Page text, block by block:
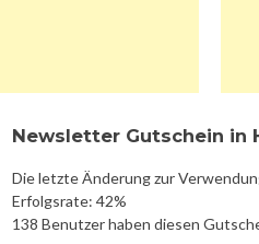
Newsletter Gutschein in
Die letzte Änderung zur
Erfolgsrate: 42%
138 Benutzer haben diesen